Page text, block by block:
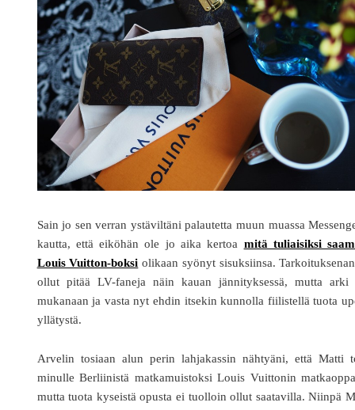
Sain jo sen verran ystäviltäni palautetta muun muassa
kautta, että eiköhän ole jo aika kertoa mitä tuliaisiksi
Louis Vuitton-boksi olikaan syönyt sisuksiinsa.
ollut pitää LV-faneja näin kauan jännityksessä, mutta arki
mukanaan ja vasta nyt ehdin itsekin kunnolla fiilistellä tuota
yllätystä.
Arvelin tosiaan alun perin lahjakassin nähtyäni, että Matti
minulle Berliinistä matkamuistoksi Louis Vuittonin
mutta tuota kyseistä opusta ei tuolloin ollut saatavilla. Niinpä